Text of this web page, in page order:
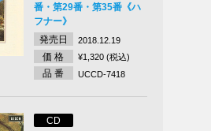
番・第29番・第35番《ハ
フナー》
発売日
2018.12.19
価 格 ¥1,320 (税込)
品 番 UCCD-7418
CD